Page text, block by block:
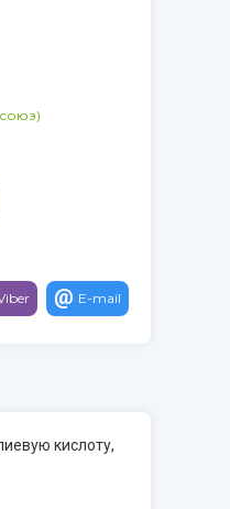
E-mail
кислоту,